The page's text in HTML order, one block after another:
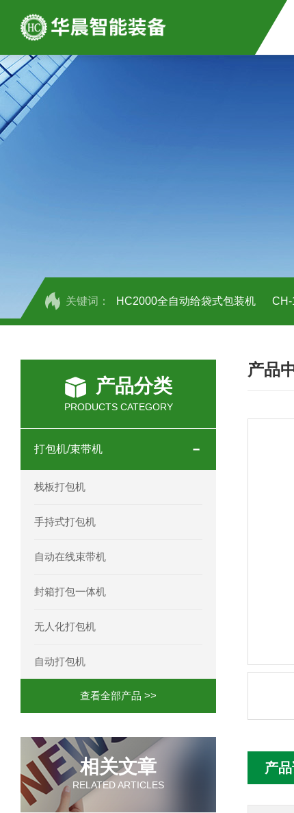
关键词： HC2000全自动给袋式包装机 CH-
产品
产
产品分类
PRODUCTS CATEGORY
打包机/束带机
栈板打包机
手持式打包机
自动在线束带机
封箱打包一体机
无人化打包机
自动打包机
查看全部产品 >>
相关文章
RELATED ARTICLES